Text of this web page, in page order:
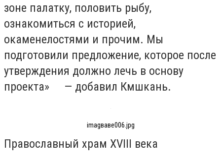
зоне палатку, половить рыбу,
ознакомиться с историей,
окаменелостями и прочим. Мы
подготовили предложение, которое после
утверждения должно лечь в основу
проекта» — добавил Кмшкань.
imagвавe006.jpg
Православный храм XVIII века